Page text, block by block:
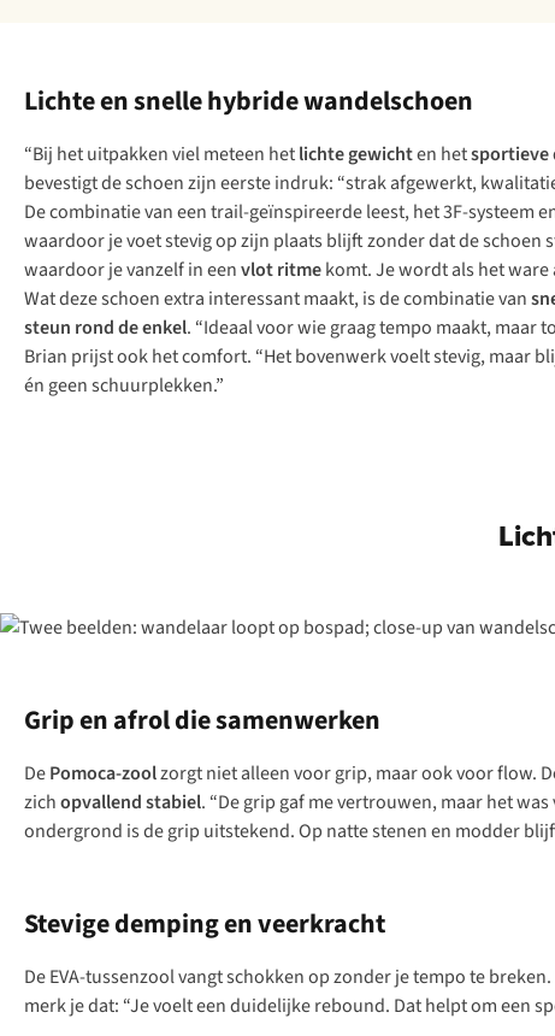
Lichte en snelle hybride wandelschoen
“Bij het uitpakken viel meteen hetlichte gewichten hetsportieve
bevestigt de schoen zijn eerste indruk: “strak afgewerkt,
De combinatie van een trail-geïnspireerde leest, het 3F-systeem
waardoor je voet stevig op zijn plaats blijft zonder dat de schoen
waardoor je vanzelf in eenvlot ritmekomt. Je wordt als het
Wat deze schoen extra interessant maakt, is de combinatie van
steun rond de enkel. “Ideaal voor wie graag tempo maakt, maar
Brian prijst ook het comfort. “Het bovenwerk voelt stevig, maar
én geen schuurplekken.”
Grip en afrol die samenwerken
DePomoca-zoolzorgt niet alleen voor grip, maar ook voor flow.
zichopvallend stabiel. “De grip gaf me vertrouwen, maar het
ondergrond is de grip uitstekend. Op natte stenen en modder
Stevige demping en veerkracht
De EVA-tussenzool vangt schokken op zonder je tempo te
merk je dat: “Je voelt een duidelijkerebound. Dat helpt om een